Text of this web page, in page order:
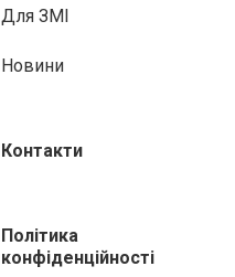
Для ЗМІ
Новини
Контакти
Політика
конфіденційності